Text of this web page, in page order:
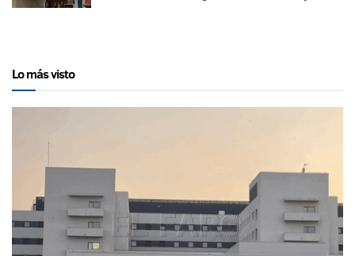
Lo más visto